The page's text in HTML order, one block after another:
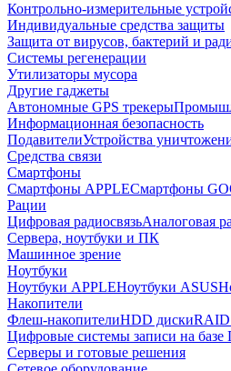
Контрольно-измерительные
Индивидуальные средства защиты
Защита от вирусов, бактерий и
Системы регенерации
Утилизаторы мусора
Другие гаджеты
Автономные GPS трекеры
Информационная безопасность
ПодавителиУстройства
Средства связи
Смартфоны
Смартфоны APPLEСмартфоны
Рации
Цифровая радиосвязьАналоговая
Сервера, ноутбуки и ПК
Машинное зрение
Ноутбуки
Ноутбуки APPLEНоутбуки ASUS
Накопители
Флеш-накопителиHDD дискиRAID
Цифровые системы записи на
Серверы и готовые решения